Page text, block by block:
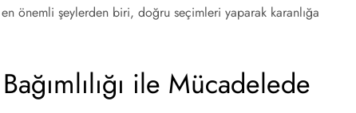
en önemli şeylerden biri, doğru seçimleri yaparak karanlığa
ile Mücadelede